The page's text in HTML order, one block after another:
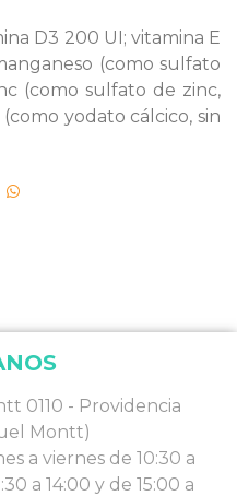
D3 200 UI; vitamina E
(como sulfato
(como sulfato de zinc,
yodato cálcico, sin
0110 - Providencia
Montt)
a viernes de 10:30 a
a 14:00 y de 15:00 a